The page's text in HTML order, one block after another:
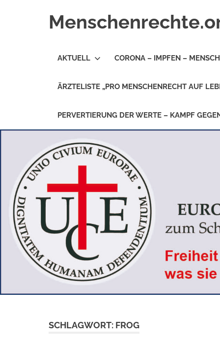
alle
Geborene
AKTUELL CORONA – IMPFEN –
ÄRZTELISTE „PRO MENSCHENRECHT AUF
PERVERTIERUNG DER WERTE – KAMPF
SCHLAGWORT: FROG